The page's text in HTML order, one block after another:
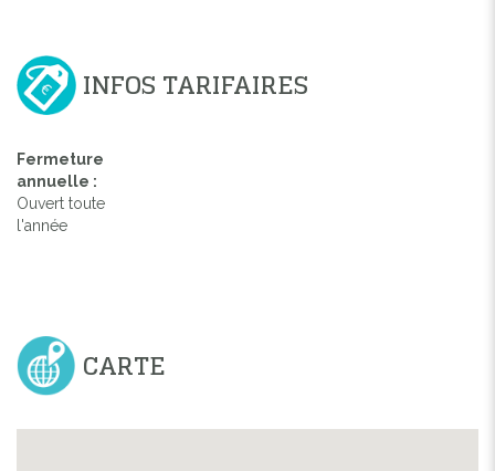
INFOS TARIFAIRES
Fermeture
annuelle :
Ouvert toute
l'année
CARTE